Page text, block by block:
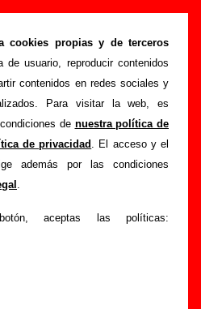
cookies propias y de terceros
de usuario, reproducir contenidos
contenidos en redes sociales y
Para visitar la web, es
de nuestra política de
de privacidad . El acceso y el
además por las condiciones
.
aceptas las políticas:
pt. 1” (CD, 2000) -
todo tipo de información
disasters pt. 1”
, interpretado
listado de canciones incluidas
en esta página otros tipos
estén disponibles: los datos
los créditos de la grabación
músicos, colaboradores y